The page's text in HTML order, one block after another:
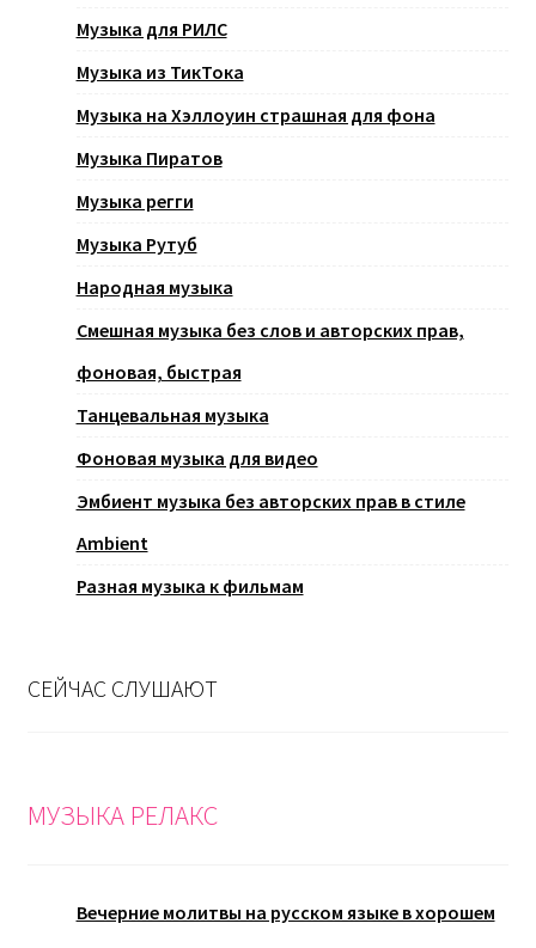
Музыка для РИЛС
Музыка из ТикТока
Музыка на Хэллоуин страшная для фона
Музыка Пиратов
Музыка регги
Музыка Рутуб
Народная музыка
Смешная музыка без слов и авторских прав,
фоновая, быстрая
Танцевальная музыка
Фоновая музыка для видео
Эмбиент музыка без авторских прав в стиле
Ambient
Разная музыка к фильмам
СЕЙЧАС СЛУШАЮТ
МУЗЫКА РЕЛАКС
Вечерние молитвы на русском языке в хорошем